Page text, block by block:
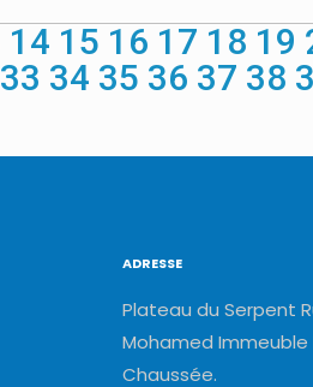
14 15 16 17 18 19
33 34 35 36 37 38
ADRESSE
Plateau du Serpent
Mohamed Immeuble
Chaussée.